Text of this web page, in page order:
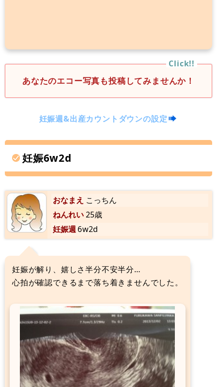
あなたのエコー写真も投稿してみませんか！
妊娠週&出産カウントダウンの設定
妊娠6w2d
おなまえ こっちん
ねんれい25歳
妊娠週6w2d
妊娠が解り、嬉しさ半分不安半分…
心拍が確認できるまで落ち着きませんでした。